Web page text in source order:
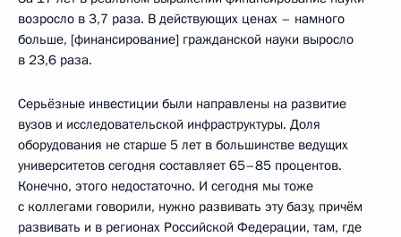
возросло в 3,7 раза. В действующих ценах – намного
больше, [финансирование] гражданской науки выросло
в 23,6 раза.
Серьёзные инвестиции были направлены на развитие
вузов и исследовательской инфраструктуры. Доля
оборудования не старше 5 лет в большинстве ведущих
университетов сегодня составляет 65–85 процентов.
Конечно, этого недостаточно. И сегодня мы тоже
с коллегами говорили, нужно развивать эту базу, причём
развивать и в регионах Российской Федерации, там, где